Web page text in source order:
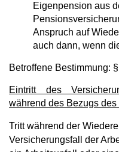
Eigenpension aus
Anspruch auf
auch dann, wenn
Betroffene Bestimmung:
Eintritt des
während des Bezugs
Tritt während der
Versicherungsfall der